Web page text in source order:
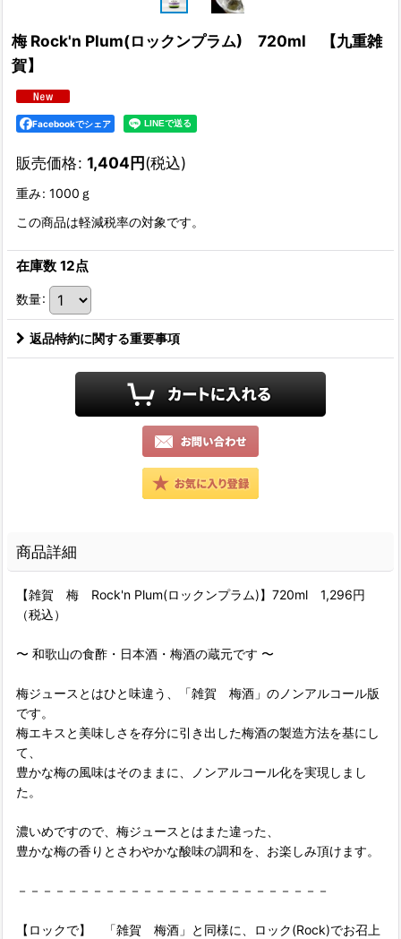
梅 Rock'n Plum(ロックンプラム) 720ml 【九重雑
賀】
Facebookでシェア
販売価格: 1,404円(税込)
重み: 1000ｇ
この商品は軽減税率の対象です。
在庫数 12点
数量:
返品特約に関する重要事項
商品詳細
【雑賀 梅 Rock'n Plum(ロックンプラム)】720ml 1,296円
（税込）
〜 和歌山の食酢・日本酒・梅酒の蔵元です 〜
梅ジュースとはひと味違う、「雑賀 梅酒」のノンアルコール版
です。
梅エキスと美味しさを存分に引き出した梅酒の製造方法を基にし
て、
豊かな梅の風味はそのままに、ノンアルコール化を実現しまし
た。
濃いめですので、梅ジュースとはまた違った、
豊かな梅の香りとさわやかな酸味の調和を、お楽しみ頂けます。
－－－－－－－－－－－－－－－－－－－－－－－－－
【ロックで】 「雑賀 梅酒」と同様に、ロック(Rock)でお召上